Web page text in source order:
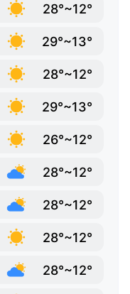
28°~12°
29°~13°
28°~12°
29°~13°
26°~12°
28°~12°
28°~12°
28°~12°
28°~12°